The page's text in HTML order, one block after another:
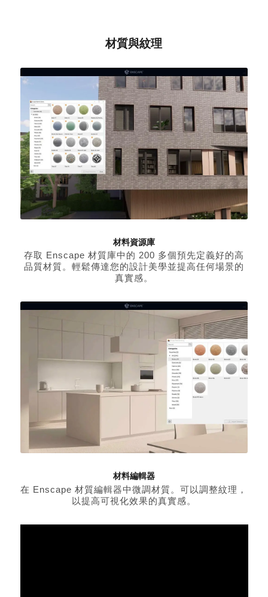
材質與紋理
材料資源庫
存取 Enscape 材質庫中的 200 多個預先定義好的高
品質材質。輕鬆傳達您的設計美學並提高任何場景的
真實感。
材料編輯器
在 Enscape 材質編輯器中微調材質。可以調整紋理，
以提高可視化效果的真實感。